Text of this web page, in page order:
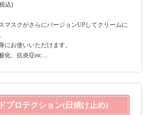
込)
マスクがさらにバージョンUPしてクリームに
にお使いいただけます。
化、抗炎症etc…
プロテクション(日焼け止め)